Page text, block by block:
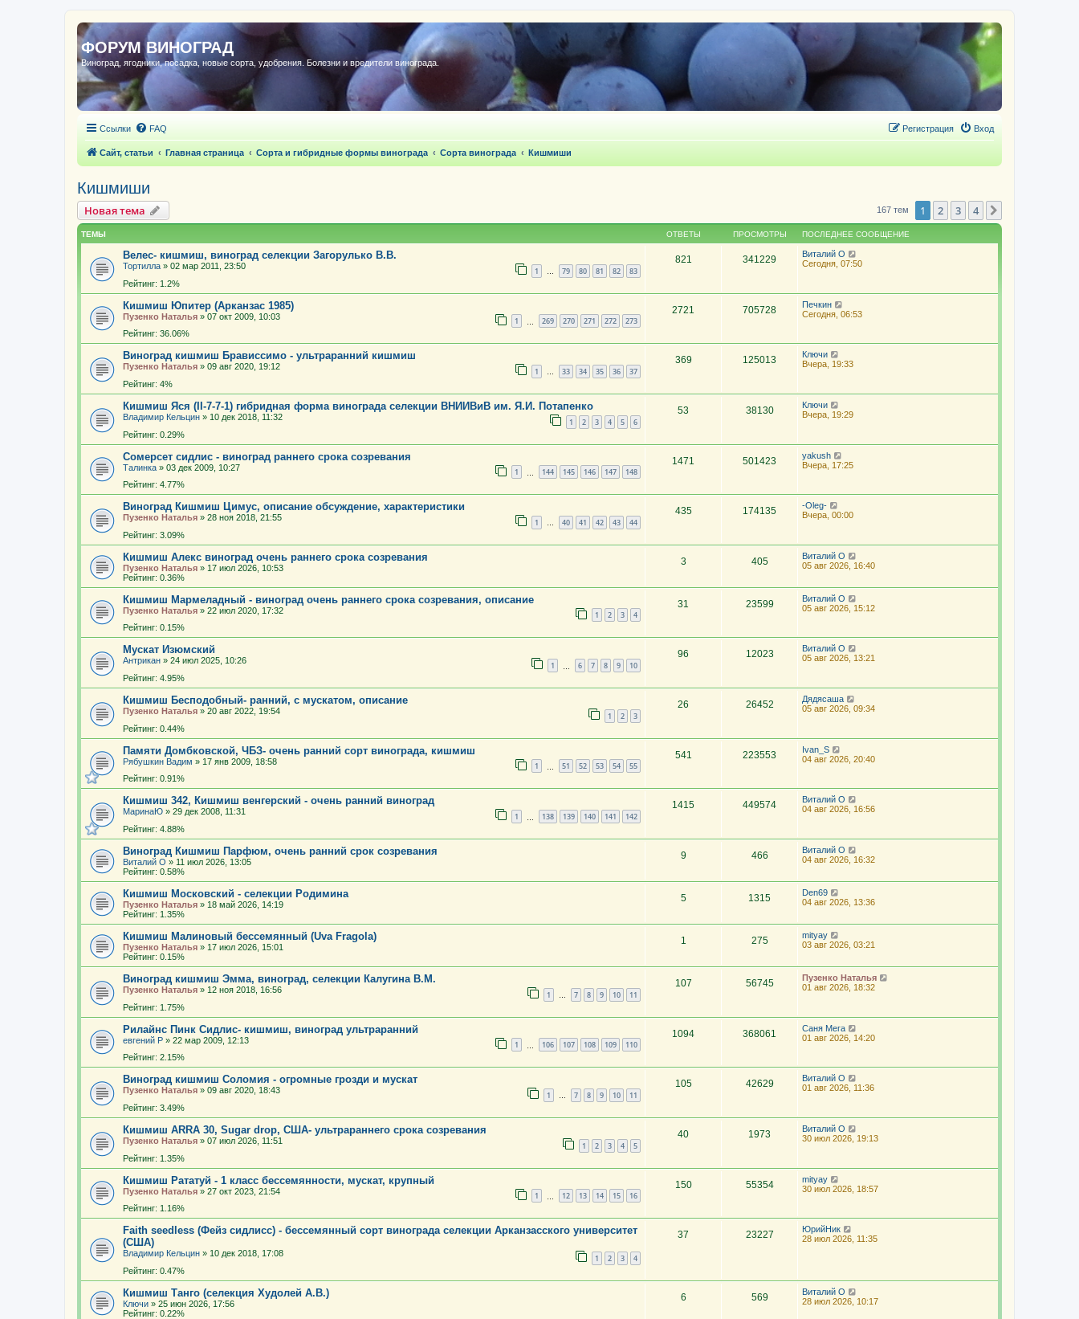
ФОРУМ ВИНОГРАД
Виноград, ягодники, посадка, новые сорта, удобрения. Болезни и вредители винограда.
Ссылки FAQ Вход
Регистрация
Сайт, статьи Главная страница Сорта и гибридные формы винограда Сорта винограда Кишмиши
Кишмиши
Новая тема 167 тем 1 2 3 4
ТЕМЫ ОТВЕТЫ ПРОСМОТРЫ ПОСЛЕДНЕЕ СООБЩЕНИЕ
Велес- кишмиш, виноград селекции Загорулько В.В.
Тортилла » 02 мар 2011, 23:50 1 … 79 80 81 82 83
Рейтинг: 1.2%
821 341229
Виталий О
Сегодня, 07:50
Кишмиш Юпитер (Арканзас 1985)
Пузенко Наталья » 07 окт 2009, 10:03 1 269 270 271 272 273
Рейтинг: 36.06%
2721 705728
Печкин
Сегодня, 06:53
Виноград кишмиш Брависсимо - ультраранний кишмиш
Пузенко Наталья » 09 авг 2020, 19:12 1 … 33 34 35 36 37
Рейтинг: 4%
369 125013
Ключи
Вчера, 19:33
Кишмиш Яся (II-7-7-1) гибридная форма винограда селекции ВНИИВиВ им. Я.И. Потапенко
Владимир Кельцин » 10 дек 2018, 11:32 1 2 3 4 5 6
Рейтинг: 0.29%
53 38130
Ключи
Вчера, 19:29
Сомерсет сидлис - виноград раннего срока созревания
Талинка » 03 дек 2009, 10:27 1 144 145 146 147 148
Рейтинг: 4.77%
1471 501423
yakush
Вчера, 17:25
Виноград Кишмиш Цимус, описание обсуждение, характеристики
Пузенко Наталья » 28 ноя 2018, 21:55 1 … 40 41 42 43 44
Рейтинг: 3.09%
435 174135
-Oleg-
Вчера, 00:00
Кишмиш Алекс виноград очень раннего срока созревания
Пузенко Наталья » 17 июл 2026, 10:53
Рейтинг: 0.36%
3 405
Виталий О
05 авг 2026, 16:40
Кишмиш Мармеладный - виноград очень раннего срока созревания, описание
Пузенко Наталья » 22 июл 2020, 17:32 1 2 3 4
Рейтинг: 0.15%
31 23599
Виталий О
05 авг 2026, 15:12
Мускат Изюмский
Антрикан » 24 июл 2025, 10:26 1 6 7 8 9 10
Рейтинг: 4.95%
96 12023
Виталий О
05 авг 2026, 13:21
Кишмиш Бесподобный- ранний, с мускатом, описание
Пузенко Наталья » 20 авг 2022, 19:54 1 2 3
Рейтинг: 0.44%
26 26452
Дядясаша
05 авг 2026, 09:34
Памяти Домбковской, ЧБЗ- очень ранний сорт винограда, кишмиш
Рябушкин Вадим » 17 янв 2009, 18:58 1 51 52 53 54 55
Рейтинг: 0.91%
541 223553
Ivan_S
04 авг 2026, 20:40
Кишмиш 342, Кишмиш венгерский - очень ранний виноград
МаринаЮ » 29 дек 2008, 11:31 1 138 139 140 141 142
Рейтинг: 4.88%
1415 449574
Виталий О
04 авг 2026, 16:56
Виноград Кишмиш Парфюм, очень ранний срок созревания
Виталий О » 11 июл 2026, 13:05
Рейтинг: 0.58%
9 466
Виталий О
04 авг 2026, 16:32
Кишмиш Московский - селекции Родимина
Пузенко Наталья » 18 май 2026, 14:19
Рейтинг: 1.35%
5 1315
Den69
04 авг 2026, 13:36
Кишмиш Малиновый бессемянный (Uva Fragola)
Пузенко Наталья » 17 июл 2026, 15:01
Рейтинг: 0.15%
1 275
mityay
03 авг 2026, 03:21
Виноград кишмиш Эмма, виноград, селекции Калугина В.М.
Пузенко Наталья » 12 ноя 2018, 16:56 1 … 7 8 9 10 11
Рейтинг: 1.75%
107 56745
Пузенко Наталья
01 авг 2026, 18:32
Рилайнс Пинк Сидлис- кишмиш, виноград ультраранний
евгений Р » 22 мар 2009, 12:13 1 106 107 108 109 110
Рейтинг: 2.15%
1094 368061
Саня Мега
01 авг 2026, 14:20
Виноград кишмиш Соломия - огромные грозди и мускат
Пузенко Наталья » 09 авг 2020, 18:43 1 … 7 8 9 10 11
Рейтинг: 3.49%
105 42629
Виталий О
01 авг 2026, 11:36
Кишмиш ARRA 30, Sugar drop, США- ультрараннего срока созревания
Пузенко Наталья » 07 июл 2026, 11:51 1 2 3 4 5
Рейтинг: 1.35%
40 1973
Виталий О
30 июл 2026, 19:13
Кишмиш Рататуй - 1 класс бессемянности, мускат, крупный
Пузенко Наталья » 27 окт 2023, 21:54 1 12 13 14 15 16
Рейтинг: 1.16%
150 55354
mityay
30 июл 2026, 18:57
Faith seedless (Фейз сидлисс) - бессемянный сорт винограда селекции Арканзасского университет
(США)
Владимир Кельцин » 10 дек 2018, 17:08 1 2 3 4
Рейтинг: 0.47%
37 23227
ЮрийНик
28 июл 2026, 11:35
Кишмиш Танго (селекция Худолей А.В.)
Ключи » 25 июн 2026, 17:56
Рейтинг: 0.22%
6 569
Виталий О
28 июл 2026, 10:17